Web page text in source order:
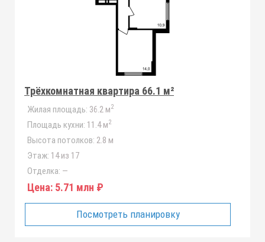
Трёхкомнатная квартира 66.1 м²
Жилая площадь: 36.2 м2
Площадь кухни: 11.4 м2
Высота потолков: 2.8 м
Этаж: 14 из 17
Отделка: —
Цена: 5.71 млн ₽
Посмотреть планировку